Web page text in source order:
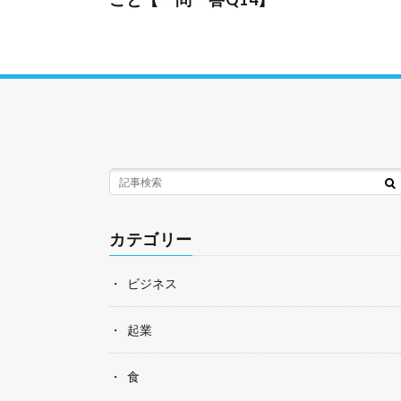
カテゴリー
ビジネス
起業
食